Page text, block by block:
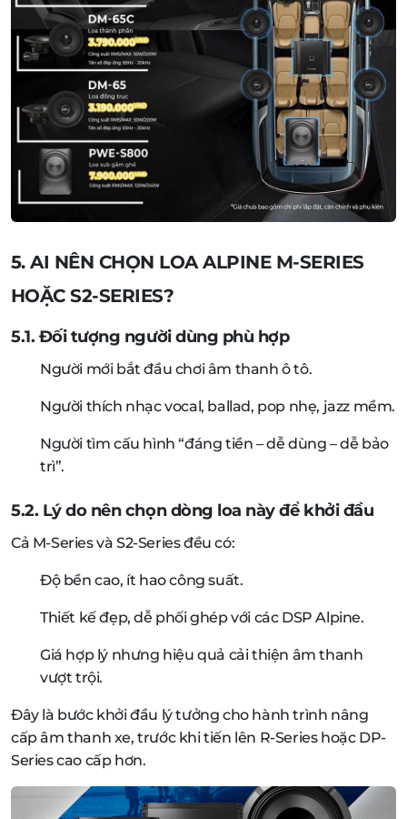
5. AI NÊN CHỌN LOA ALPINE M-SERIES
HOẶC S2-SERIES?
5.1. Đối tượng người dùng phù hợp
Người mới bắt đầu chơi âm thanh ô tô.
Người thích nhạc vocal, ballad, pop nhẹ, jazz mềm.
Người tìm cấu hình “đáng tiền – dễ dùng – dễ bảo
trì”.
5.2. Lý do nên chọn dòng loa này để khởi đầu
Cả M-Series và S2-Series đều có:
Độ bền cao, ít hao công suất.
Thiết kế đẹp, dễ phối ghép với các DSP Alpine.
Giá hợp lý nhưng hiệu quả cải thiện âm thanh
vượt trội.
Đây là bước khởi đầu lý tưởng cho hành trình nâng
cấp âm thanh xe, trước khi tiến lên R-Series hoặc DP-
Series cao cấp hơn.